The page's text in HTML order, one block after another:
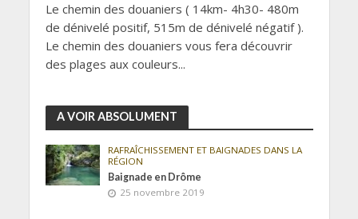
Le chemin des douaniers ( 14km- 4h30- 480m
de dénivelé positif, 515m de dénivelé négatif ).
Le chemin des douaniers vous fera découvrir
des plages aux couleurs...
A VOIR ABSOLUMENT
RAFRAÎCHISSEMENT ET BAIGNADES DANS LA
RÉGION
Baignade en Drôme
25 novembre 2019